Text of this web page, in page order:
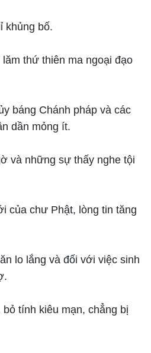
khủng bố.
thứ thiên ma ngoại đạo
báng Chánh pháp và các
dần mỏng ít.
và những sự thấy nghe tội
của chư Phật, lòng tin tăng
lo lắng và đối với việc sinh
tính kiêu mạn, chẳng bị